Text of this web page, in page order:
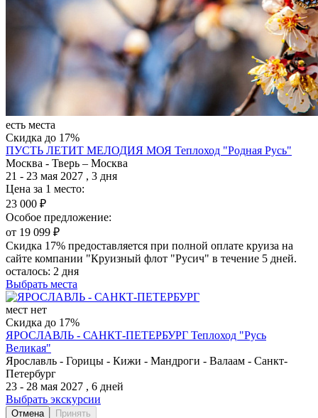
есть места
Скидка до 17%
ПУСТЬ ЛЕТИТ МЕЛОДИЯ МОЯ Теплоход "Родная Русь"
Москва - Тверь – Москва
21 - 23 мая 2027 , 3 дня
Цена за 1 место:
23 000 ₽
Особое предложение:
от 19 099 ₽
Скидка 17% предоставляется при полной оплате круиза на
сайте компании "Круизный флот "Русич" в течение 5 дней.
осталось: 2 дня
Выбрать места
мест нет
Скидка до 17%
ЯРОСЛАВЛЬ - САНКТ-ПЕТЕРБУРГ Теплоход "Русь
Великая"
Ярославль - Горицы - Кижи - Мандроги - Валаам - Санкт-
Петербург
23 - 28 мая 2027 , 6 дней
Выбрать экскурсии
Отмена Принять